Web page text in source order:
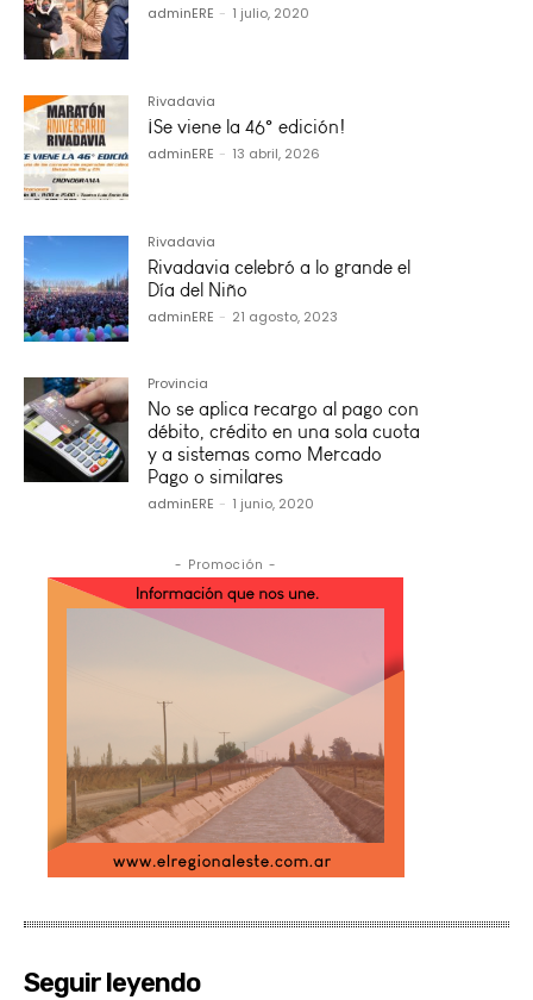
adminERE - 1 julio, 2020
Rivadavia
¡Se viene la 46° edición!
adminERE - 13 abril, 2026
Rivadavia
Rivadavia celebró a lo grande el
Día del Niño
adminERE - 21 agosto, 2023
Provincia
No se aplica recargo al pago con
débito, crédito en una sola cuota
y a sistemas como Mercado
Pago o similares
adminERE - 1 junio, 2020
- Promoción -
Seguir leyendo